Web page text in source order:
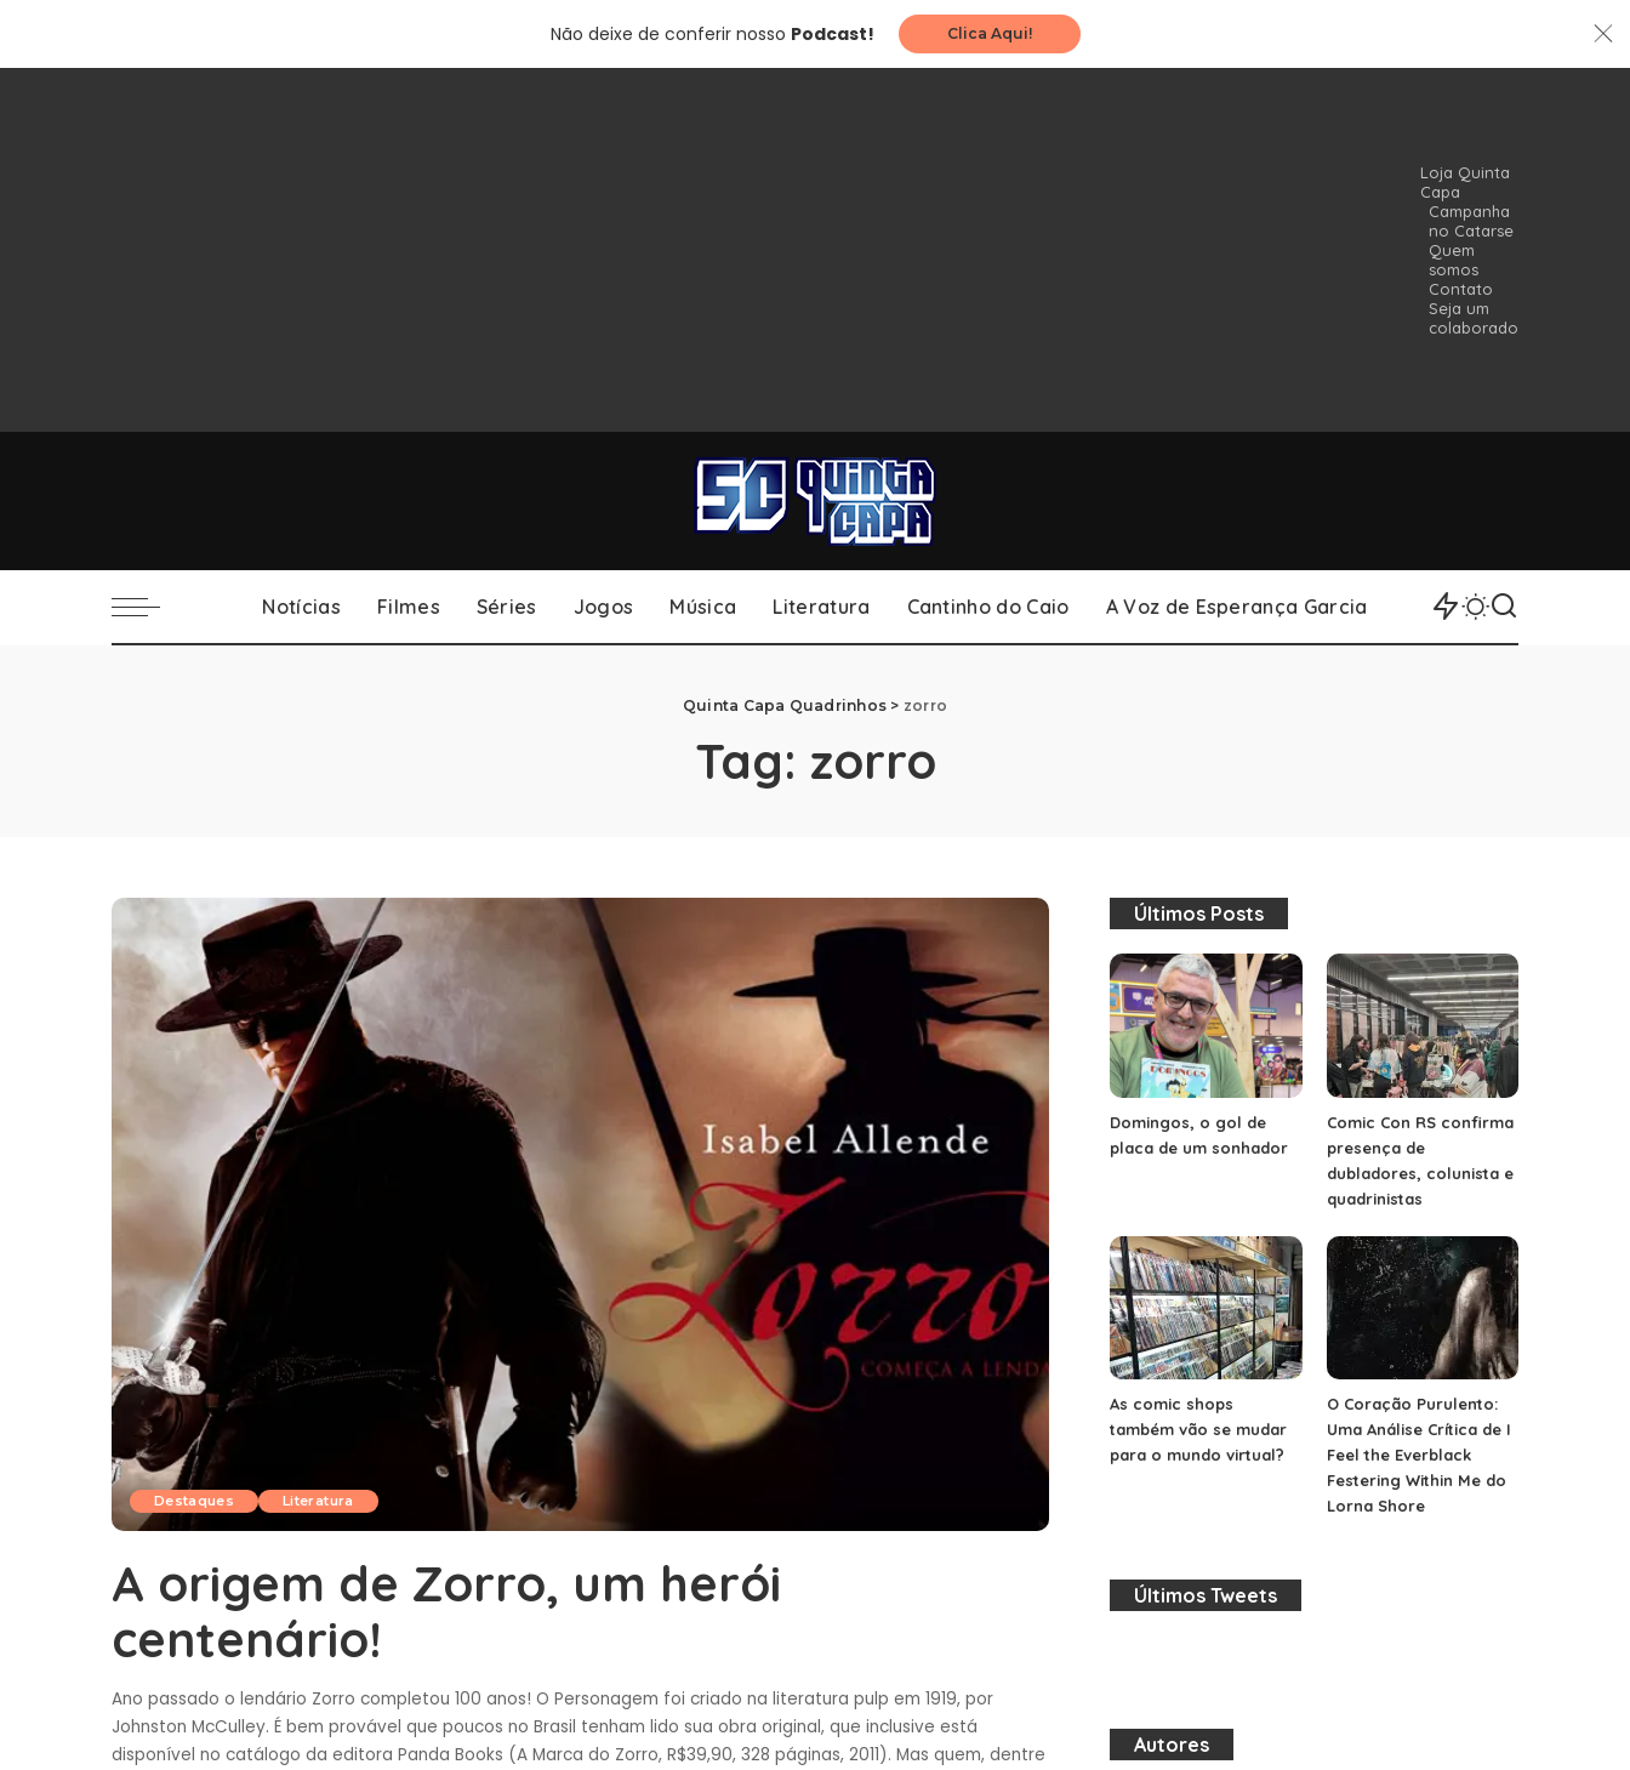
Não deixe de conferir nosso Podcast! Clica Aqui!
Loja Quinta
Capa
Campanha
no Catarse
Quem
somos
Contato
Seja um
colaborador
Notícias Filmes Séries Jogos Música Literatura Cantinho do Caio A Voz de Esperança Garcia
Quinta Capa Quadrinhos > zorro
Tag: zorro
Destaques Literatura
A origem de Zorro, um herói
centenário!
Ano passado o lendário Zorro completou 100 anos! O Personagem foi criado na literatura pulp em 1919, por
Johnston McCulley. É bem provável que poucos no Brasil tenham lido sua obra original, que inclusive está
disponível no catálogo da editora Panda Books (A Marca do Zorro, R$39,90, 328 páginas, 2011). Mas quem, dentre
Últimos Posts
Domingos, o gol de
placa de um sonhador
Comic Con RS confirma
presença de
dubladores, colunista e
quadrinistas
As comic shops
também vão se mudar
para o mundo virtual?
O Coração Purulento:
Uma Análise Crítica de I
Feel the Everblack
Festering Within Me do
Lorna Shore
Últimos Tweets
Autores